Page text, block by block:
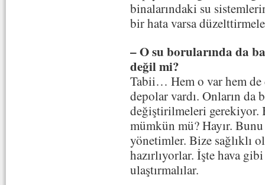
binalarındaki su
bir hata varsa
– O su borularında da
değil mi?
Tabii… Hem o var hem de
depolar vardı. Onların da
değiştirilmeleri gerekiyor.
mümkün mü? Hayır.
yönetimler. Bize sağlıklı
hazırlıyorlar. İşte hava
ulaştırmalılar.